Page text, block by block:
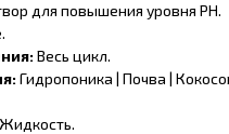
для повышения уровня PH.
Весь цикл.
Гидропоника | Почва |
Жидкость.